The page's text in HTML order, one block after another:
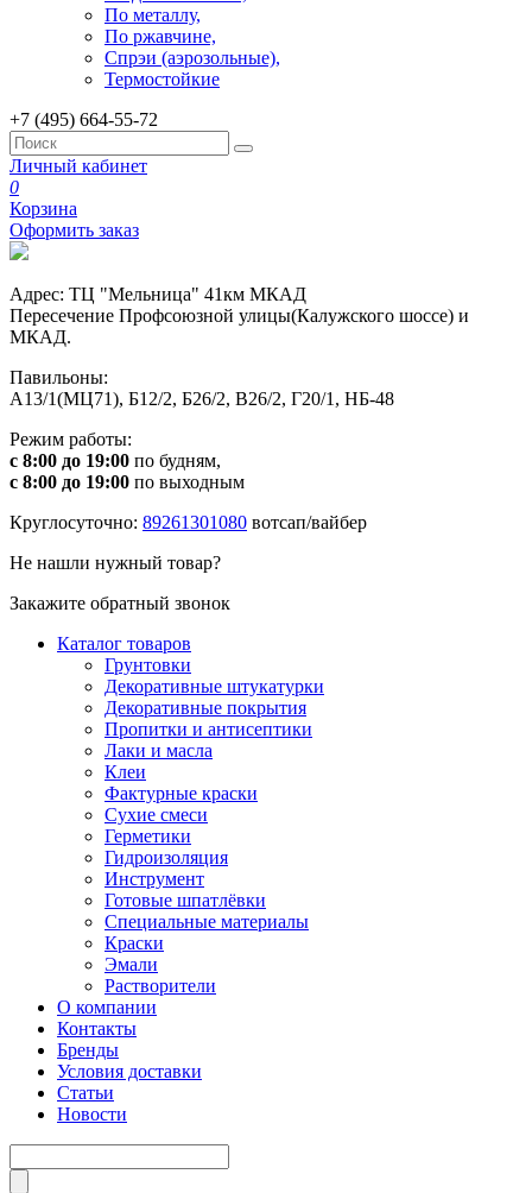
По металлу,
По ржавчине,
Спрэи (аэрозольные),
Термостойкие
+7 (495) 664-55-72
Личный кабинет
0
Корзина
Оформить заказ
Адрес: ТЦ "Мельница" 41км МКАД
Пересечение Профсоюзной улицы(Калужского шоссе) и
МКАД.
Павильоны:
А13/1(МЦ71), Б12/2, Б26/2, В26/2, Г20/1, НБ-48
Режим работы:
с 8:00 до 19:00 по будням,
с 8:00 до 19:00 по выходным
Круглосуточно: 89261301080 вотсап/вайбер
Не нашли нужный товар?
Закажите обратный звонок
Каталог товаров
Грунтовки
Декоративные штукатурки
Декоративные покрытия
Пропитки и антисептики
Лаки и масла
Клеи
Фактурные краски
Сухие смеси
Герметики
Гидроизоляция
Инструмент
Готовые шпатлёвки
Специальные материалы
Краски
Эмали
Растворители
О компании
Контакты
Бренды
Условия доставки
Статьи
Новости